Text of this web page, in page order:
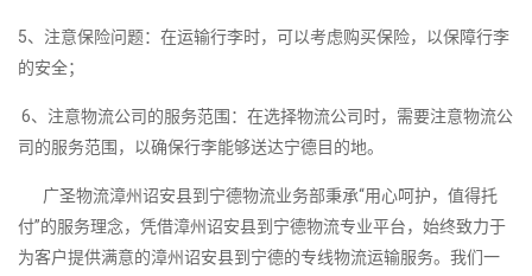
5、注意保险问题：在运输行李时，可以考虑购买保险，以保障行李
的安全；
6、注意物流公司的服务范围：在选择物流公司时，需要注意物流公
司的服务范围，以确保行李能够送达宁德目的地。
广圣物流漳州诏安县到宁德物流业务部秉承“用心呵护，值得托
付”的服务理念，凭借漳州诏安县到宁德物流专业平台，始终致力于
为客户提供满意的漳州诏安县到宁德的专线物流运输服务。我们一